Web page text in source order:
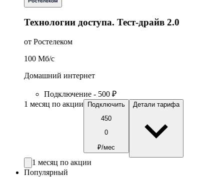
Технологии доступа. Тест-драйв 2.0
от Ростелеком
100 Мб/c
Домашний интернет
Подключение - 500 ₽
1 месяц по акции
Подключить
450
0
₽/мес
Детали тарифа
1 месяц по акции
Популярный